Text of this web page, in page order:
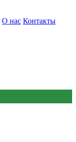
О нас Контакты